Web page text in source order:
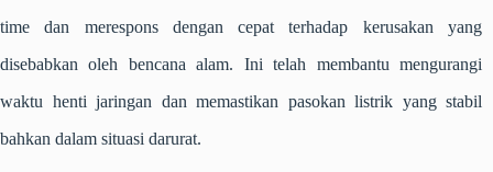
time dan merespons dengan cepat terhadap kerusakan yang
disebabkan oleh bencana alam. Ini telah membantu mengurangi
waktu henti jaringan dan memastikan pasokan listrik yang stabil
bahkan dalam situasi darurat.